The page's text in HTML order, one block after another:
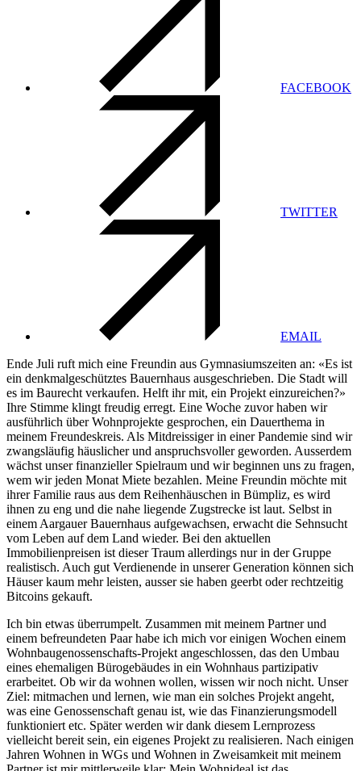
FACEBOOK
TWITTER
EMAIL
Ende Juli ruft mich eine Freundin aus Gymnasiumszeiten an: «Es ist
ein denkmalgeschütztes Bauernhaus ausgeschrieben. Die Stadt will
es im Baurecht verkaufen. Helft ihr mit, ein Projekt einzureichen?»
Ihre Stimme klingt freudig erregt. Eine Woche zuvor haben wir
ausführlich über Wohnprojekte gesprochen, ein Dauerthema in
meinem Freundeskreis. Als Mitdreissiger in einer Pandemie sind wir
zwangsläufig häuslicher und anspruchsvoller geworden. Ausserdem
wächst unser finanzieller Spielraum und wir beginnen uns zu fragen,
wem wir jeden Monat Miete bezahlen. Meine Freundin möchte mit
ihrer Familie raus aus dem Reihenhäuschen in Bümpliz, es wird
ihnen zu eng und die nahe liegende Zugstrecke ist laut. Selbst in
einem Aargauer Bauernhaus aufgewachsen, erwacht die Sehnsucht
vom Leben auf dem Land wieder. Bei den aktuellen
Immobilienpreisen ist dieser Traum allerdings nur in der Gruppe
realistisch. Auch gut Verdienende in unserer Generation können sich
Häuser kaum mehr leisten, ausser sie haben geerbt oder rechtzeitig
Bitcoins gekauft.
Ich bin etwas überrumpelt. Zusammen mit meinem Partner und
einem befreundeten Paar habe ich mich vor einigen Wochen einem
Wohnbaugenossenschafts-Projekt angeschlossen, das den Umbau
eines ehemaligen Bürogebäudes in ein Wohnhaus partizipativ
erarbeitet. Ob wir da wohnen wollen, wissen wir noch nicht. Unser
Ziel: mitmachen und lernen, wie man ein solches Projekt angeht,
was eine Genossenschaft genau ist, wie das Finanzierungsmodell
funktioniert etc. Später werden wir dank diesem Lernprozess
vielleicht bereit sein, ein eigenes Projekt zu realisieren. Nach einigen
Jahren Wohnen in WGs und Wohnen in Zweisamkeit mit meinem